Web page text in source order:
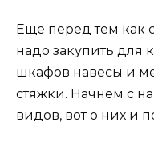
Еще перед тем как
надо закупить для
шкафов навесы и
стяжки. Начнем с
видов, вот о них и